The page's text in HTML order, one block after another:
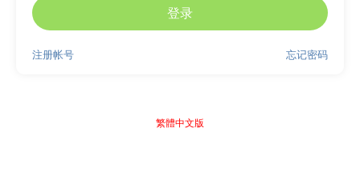
登录
忘记密码
注册帐号
繁體中文版